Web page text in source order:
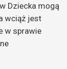
Dziecka mogą
wciąż jest
w sprawie